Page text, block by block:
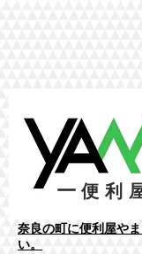
奈良の町に便利屋や
い。
ー 便利